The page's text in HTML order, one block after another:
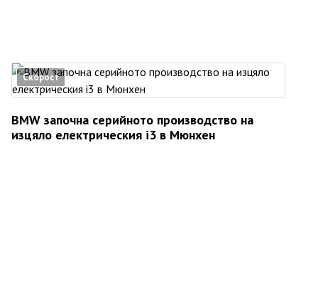
Скорост
BMW започна серийното производство на
изцяло електрическия i3 в Мюнхен